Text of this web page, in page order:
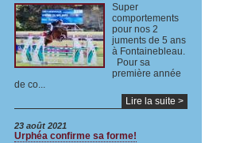
Super
comportements
pour nos 2
juments de 5 ans
à Fontainebleau.
Pour sa
première année
de co...
Lire la suite >
23 août 2021
Urphéa confirme sa forme!